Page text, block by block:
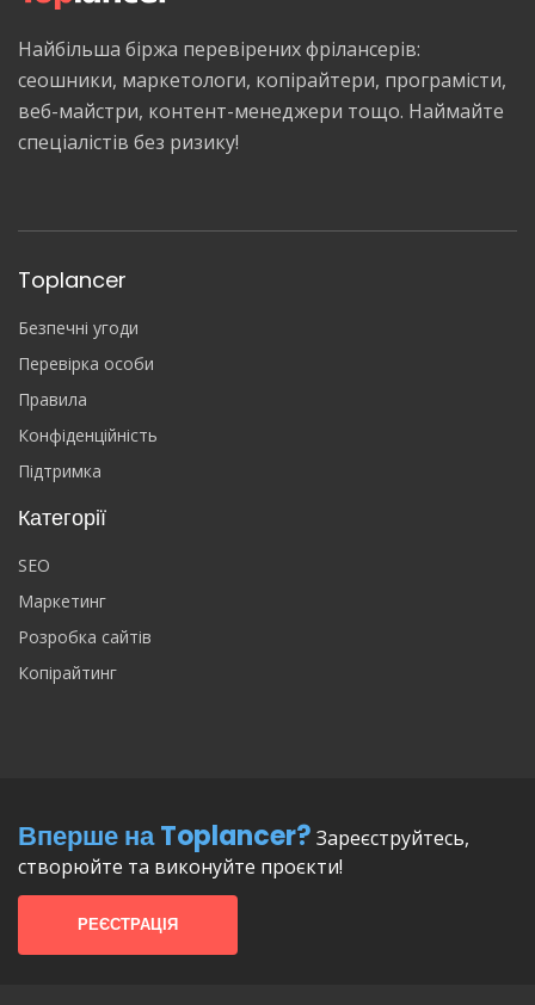
Найбільша біржа перевірених фрілансерів:
сеошники, маркетологи, копірайтери, програмісти,
веб-майстри, контент-менеджери тощо. Наймайте
спеціалістів без ризику!
Toplancer
Безпечні угоди
Перевірка особи
Правила
Конфіденційність
Підтримка
Категорії
SEO
Маркетинг
Розробка сайтів
Копірайтинг
Вперше на Toplancer? Зареєструйтесь,
створюйте та виконуйте проєкти!
РЕЄСТРАЦІЯ